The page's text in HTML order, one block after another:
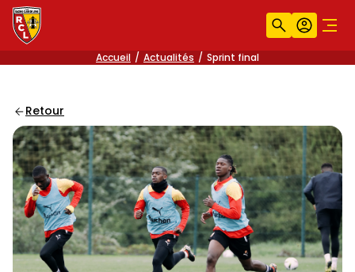
Recherche
Accueil Actualités Sprint final
Retour